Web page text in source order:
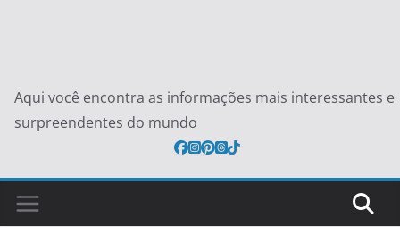
Aqui você encontra as informações mais interessantes e
surpreendentes do mundo